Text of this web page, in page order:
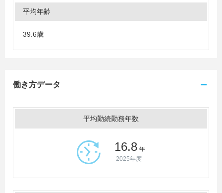
平均年齢
39.6歳
働き方データ
平均勤続勤務年数
16.8 年
2025年度